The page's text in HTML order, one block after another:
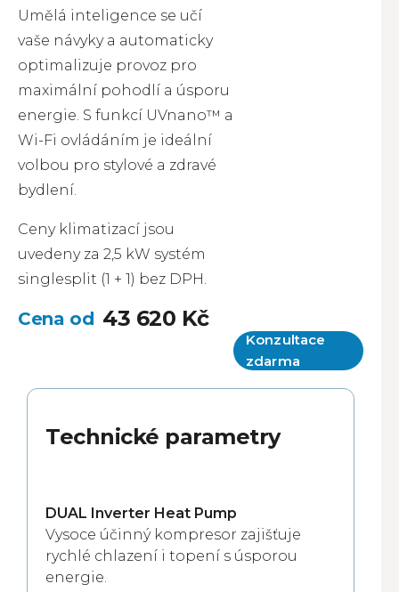
Umělá inteligence se učí
vaše návyky a automaticky
optimalizuje provoz pro
maximální pohodlí a úsporu
energie. S funkcí UVnano™ a
Wi-Fi ovládáním je ideální
volbou pro stylové a zdravé
bydlení.
Ceny klimatizací jsou
uvedeny za 2,5 kW systém
singlesplit (1 + 1) bez DPH.
43 620 Kč
Konzultace
zdarma
Technické parametry
DUAL Inverter Heat Pump
Vysoce účinný kompresor zajišťuje
rychlé chlazení i topení s úsporou
energie.